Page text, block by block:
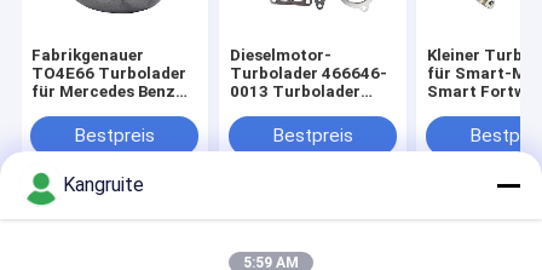
Fabrikgenauer
TO4E66 Turbolader
für Mercedes Benz
Neuer Diesel
kompatible
466646-5041S
GARRET
Bestpreis
Dieselmotor-
Turbolader 466646-
0013 Turbolader
5041S 3660965499
Für Benz
Bestpreis
Kleiner
für Smart-
Smart Fortwo
TD025M1-
49173-02010
A1320900080
1515A099
Startseite Über uns Kontakt
Desktop Site
Sitemap
Privacy Policy
Kangruite
5:59 AM